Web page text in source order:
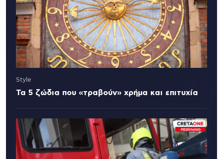
Style
Τα 5 ζώδια που «τραβούν» χρήμα και επιτυχία